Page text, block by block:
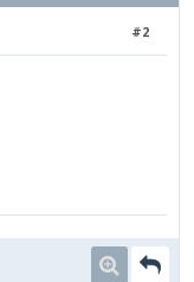
#2